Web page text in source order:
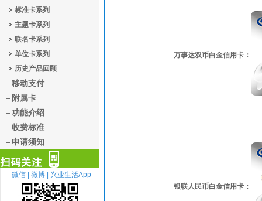
标准卡系列
主题卡系列
联名卡系列
单位卡系列
历史产品回顾
移动支付
附属卡
功能介绍
收费标准
申请须知
微信 | 微博 | 兴业生活App
万事达双币白金信用卡：
银联人民币白金信用卡：